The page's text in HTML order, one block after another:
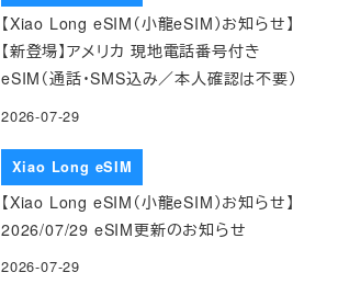
【Xiao Long eSIM（小龍eSIM）お知らせ】
【新登場】アメリカ 現地電話番号付き
eSIM（通話・SMS込み／本人確認は不要）
2026-07-29
Xiao Long eSIM
【Xiao Long eSIM（小龍eSIM）お知らせ】
2026/07/29 eSIM更新のお知らせ
2026-07-29